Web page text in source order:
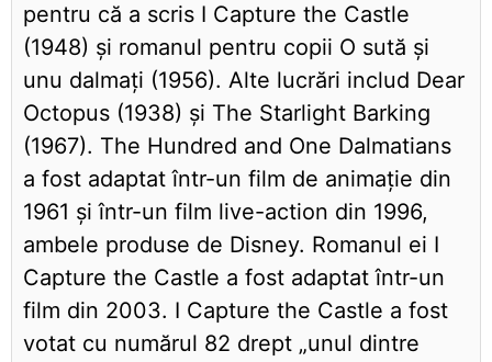
pentru că a scris I Capture the Castle
(1948) și romanul pentru copii O sută și
unu dalmați (1956). Alte lucrări includ Dear
Octopus (1938) și The Starlight Barking
(1967). The Hundred and One Dalmatians
a fost adaptat într-un film de animație din
1961 și într-un film live-action din 1996,
ambele produse de Disney. Romanul ei I
Capture the Castle a fost adaptat într-un
film din 2003. I Capture the Castle a fost
votat cu numărul 82 drept „unul dintre